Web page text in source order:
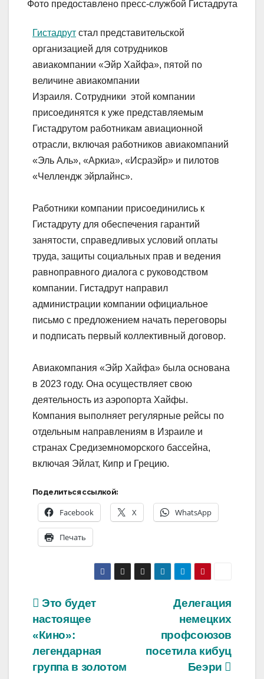
Фото предоставлено пресс-службой Гистадрута
Гистадрут стал представительской
организацией для сотрудников
авиакомпании «Эйр Хайфа», пятой по
величине авиакомпании
Израиля. Сотрудники этой компании
присоединятся к уже представляемым
Гистадрутом работникам авиационной
отрасли, включая работников авиакомпаний
«Эль Аль», «Аркиа», «Исраэйр» и пилотов
«Челлендж эйрлайнс».
Работники компании присоединились к
Гистадруту для обеспечения гарантий
занятости, справедливых условий оплаты
труда, защиты социальных прав и ведения
равноправного диалога с руководством
компании. Гистадрут направил
администрации компании официальное
письмо с предложением начать переговоры
и подписать первый коллективный договор.
Авиакомпания «Эйр Хайфа» была основана
в 2023 году. Она осуществляет свою
деятельность из аэропорта Хайфы.
Компания выполняет регулярные рейсы по
отдельным направлениям в Израиле и
странах Средиземноморского бассейна,
включая Эйлат, Кипр и Грецию.
Поделиться ссылкой:
Facebook X WhatsApp
Печать
Навигация
по
записям
Делегация
немецких
профсоюзов
посетила кибуц
Беэри
Это будет
настоящее
«Кино»:
легендарная
группа в золотом